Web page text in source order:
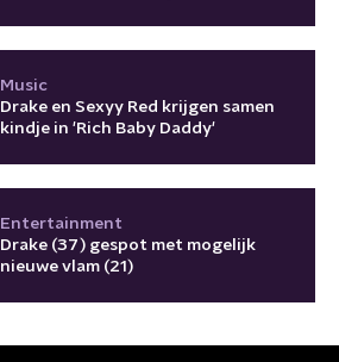
Music
Drake en Sexyy Red krijgen samen
kindje in 'Rich Baby Daddy'
Entertainment
Drake (37) gespot met mogelijk
nieuwe vlam (21)